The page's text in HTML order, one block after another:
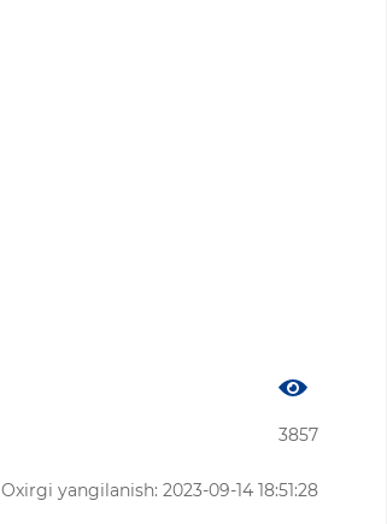
3857
Oxirgi yangilanish: 2023-09-14 18:51:28